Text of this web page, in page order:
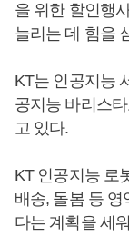
을 위한 할인행
늘리는 데 힘을
KT는 인공지능
공지능 바리스
고 있다.
KT 인공지능 로
배송, 돌봄 등
다는 계획을 세